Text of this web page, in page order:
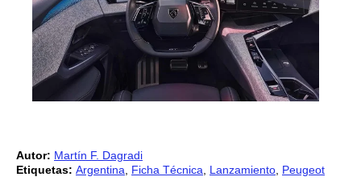
Autor: Martín F. Dagradi
Etiquetas: Argentina Ficha Técnica Lanzamiento Peugeot